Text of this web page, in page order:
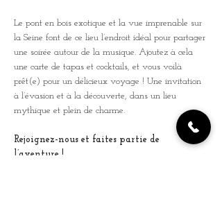
Le pont en bois exotique et la vue imprenable sur
la Seine font de ce lieu l’endroit idéal pour partager
une soirée autour de la musique. Ajoutez à cela
une carte de tapas et cocktails, et vous voilà
prêt(e) pour un délicieux voyage ! Une invitation
à l’évasion et à la découverte, dans un lieu
mythique et plein de charme.
Rejoignez-nous et faites partie de
l’aventure !